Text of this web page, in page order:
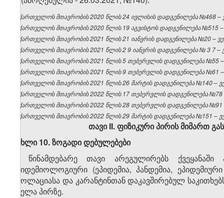
საქართველოს მთავრობის 2020 წლის 24 ივლისის დადგენილება №468 –
საქართველოს მთავრობის 2020 წლის 19 აგვისტოს დადგენილება №515
საქართველოს მთავრობის 2021 წლის 21 იანვრის დადგენილება №20 –
საქართველოს მთავრობის2021 წლის 29 იანვრის დადგენილება№3 7 –
საქართველოს მთავრობის 2021 წლის 5 თებერვლის დადგენილება №55 –
საქართველოს მთავრობის 2021 წლის 9 თებერვლის დადგენილება №61 –
საქართველოს მთავრობის 2021 წლის 26 მარტის დადგენილება №140 –
საქართველოს მთავრობის 2022 წლის 17 თებერვლის დადგენილება №78
საქართველოს მთავრობის 2022 წლის 28 თებერვლის დადგენილება №91
საქართველოს მთავრობის 2022 წლის 29 მარტის დადგენილება №151 –
თავიII. ფიზიკური პირის მიმართ
მუხლი10.ზოგადიდებულებები
1. წინამდებარე თავი არეგულირებს
ეპიდემიოლოგიური (ეპიდემია, პანდემია,
იზოლაციასა და კარანტინთან დაკავშირებულ
ყველა პირზე.